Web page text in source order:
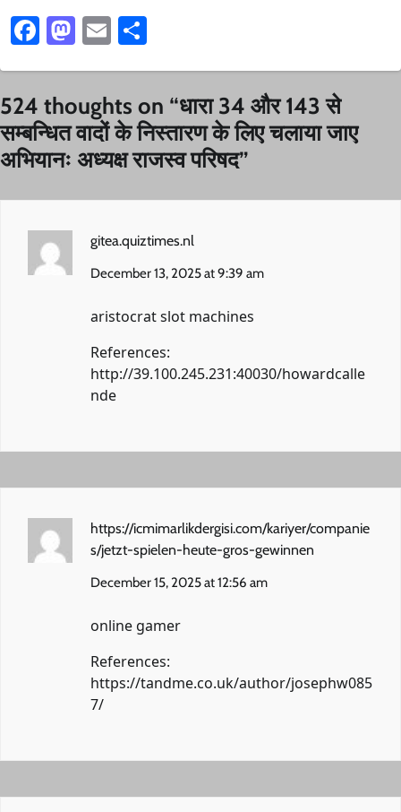
Facebook
Mastodon
Email
524 thoughts on “धारा 34 और 143 से
सम्बन्धित वादों के निस्तारण के लिए चलाया जाए
अभियानः अध्यक्ष राजस्व परिषद”
gitea.quiztimes.nl
December 13, 2025 at 9:39 am
aristocrat slot machines
References:
http://39.100.245.231:40030/howardcalle
nde
https://icmimarlikdergisi.com/kariyer/companie
s/jetzt-spielen-heute-gros-gewinnen
December 15, 2025 at 12:56 am
online gamer
References:
https://tandme.co.uk/author/josephw085
7/